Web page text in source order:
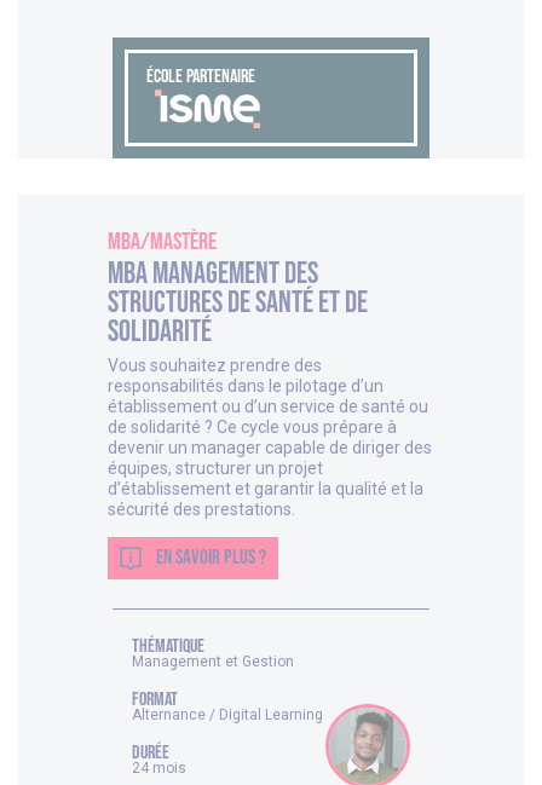
ÉCOLE PARTENAIRE
MBA/Mastère
MBA Management des
structures de Santé et de
Solidarité
Vous souhaitez prendre des
responsabilités dans le pilotage d’un
établissement ou d’un service de santé ou
de solidarité ? Ce cycle vous prépare à
devenir un manager capable de diriger des
équipes, structurer un projet
d’établissement et garantir la qualité et la
sécurité des prestations.
EN SAVOIR PLUS ?
thématique
Management et Gestion
FORMAT
Alternance / Digital Learning
DURÉE
24 mois